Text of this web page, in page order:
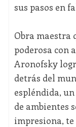
sus pasos en
Obra maestra
poderosa con
Aronofsky
detrás del
espléndida,
de ambientes
impresiona,